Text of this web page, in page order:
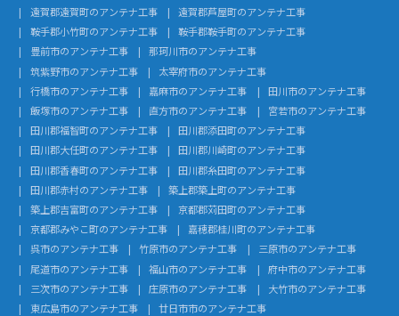
遠賀郡遠賀町のアンテナ工事
遠賀郡芦屋町のアンテナ工事
鞍手郡小竹町のアンテナ工事
鞍手郡鞍手町のアンテナ工事
豊前市のアンテナ工事
那珂川市のアンテナ工事
筑紫野市のアンテナ工事
太宰府市のアンテナ工事
行橋市のアンテナ工事
嘉麻市のアンテナ工事
田川市のアンテナ工事
飯塚市のアンテナ工事
直方市のアンテナ工事
宮若市のアンテナ工事
田川郡福智町のアンテナ工事
田川郡添田町のアンテナ工事
田川郡大任町のアンテナ工事
田川郡川崎町のアンテナ工事
田川郡香春町のアンテナ工事
田川郡糸田町のアンテナ工事
田川郡赤村のアンテナ工事
築上郡築上町のアンテナ工事
築上郡吉富町のアンテナ工事
京都郡苅田町のアンテナ工事
京都郡みやこ町のアンテナ工事
嘉穂郡桂川町のアンテナ工事
呉市のアンテナ工事
竹原市のアンテナ工事
三原市のアンテナ工事
尾道市のアンテナ工事
福山市のアンテナ工事
府中市のアンテナ工事
三次市のアンテナ工事
庄原市のアンテナ工事
大竹市のアンテナ工事
東広島市のアンテナ工事
廿日市市のアンテナ工事